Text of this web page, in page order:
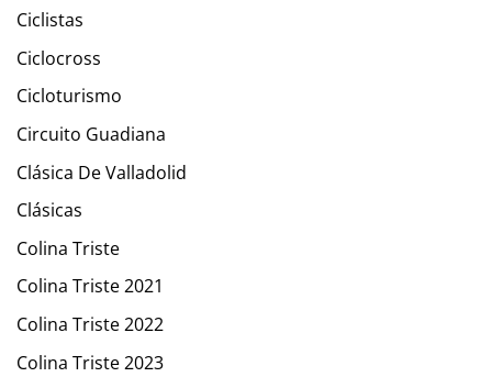
Ciclistas
Ciclocross
Cicloturismo
Circuito Guadiana
Clásica De Valladolid
Clásicas
Colina Triste
Colina Triste 2021
Colina Triste 2022
Colina Triste 2023